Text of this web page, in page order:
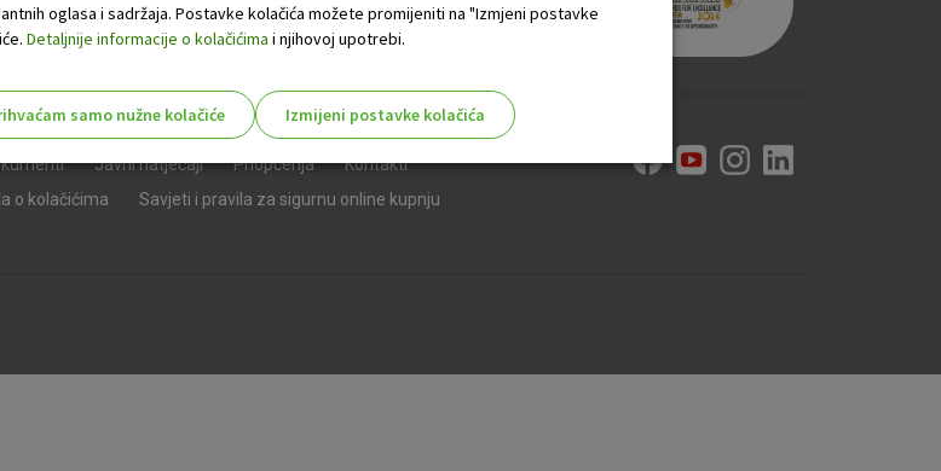
Javni natječaji Priopćenja
Kontakti
o kolačićima
Savjeti i pravila za sigurnu online kupnju
oglasa i sadržaja. Postavke kolačića možete promijeniti na "Izmjeni postavke
Detaljnije informacije o kolačićima i njihovoj upotrebi.
samo nužne kolačiće
Izmijeni postavke kolačića